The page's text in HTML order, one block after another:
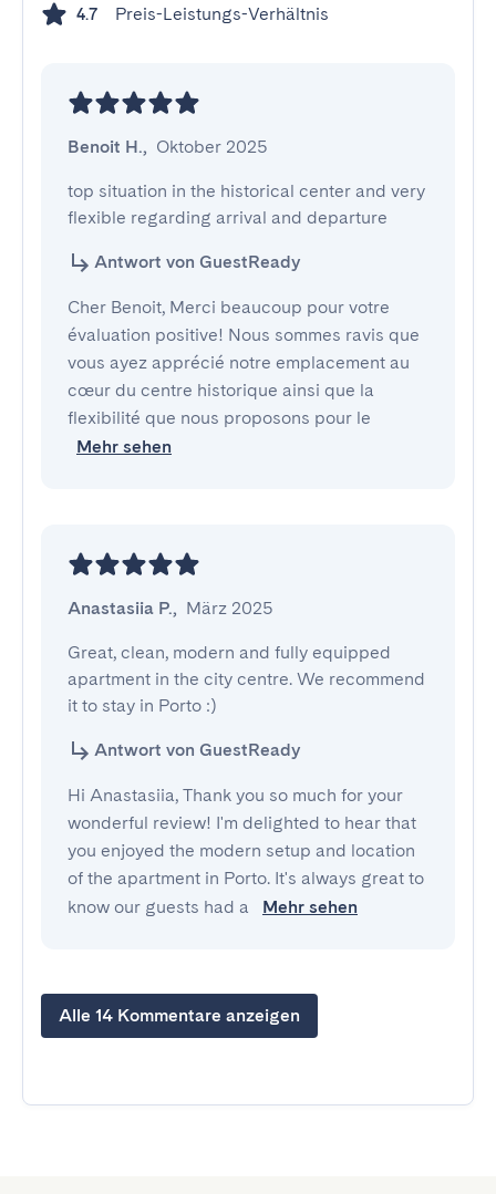
4.7 Preis-Leistungs-Verhältnis
Benoit H., Oktober 2025
top situation in the historical center and very
flexible regarding arrival and departure
Antwort von GuestReady
Cher Benoit, Merci beaucoup pour votre
évaluation positive! Nous sommes ravis que
vous ayez apprécié notre emplacement au
cœur du centre historique ainsi que la
flexibilité que nous proposons pour le
Mehr sehen
Anastasiia P., März 2025
Great, clean, modern and fully equipped
apartment in the city centre. We recommend
it to stay in Porto :)
Antwort von GuestReady
Hi Anastasiia, Thank you so much for your
wonderful review! I'm delighted to hear that
you enjoyed the modern setup and location
of the apartment in Porto. It's always great to
know our guests had a
Mehr sehen
Alle 14 Kommentare anzeigen